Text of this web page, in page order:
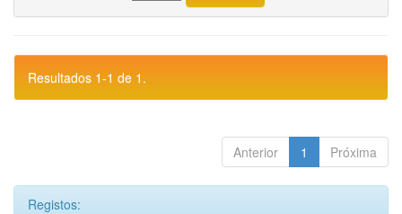
Resultados 1-1 de 1.
Anterior 1 Próxima
Registos: